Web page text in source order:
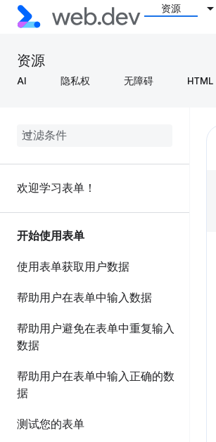
资源
资源
AI 隐私权 无障碍 HTML
欢迎学习表单！
开始使用表单
使用表单获取用户数据
帮助用户在表单中输入数据
帮助用户避免在表单中重复输入
数据
帮助用户在表单中输入正确的数
据
测试您的表单